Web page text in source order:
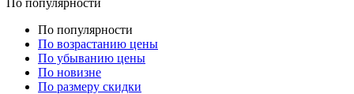
По популярности
По возрастанию цены
По убыванию цены
По новизне
По размеру скидки